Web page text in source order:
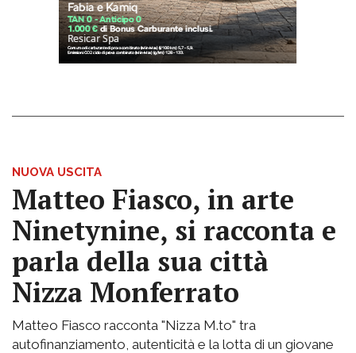
NUOVA USCITA
Matteo Fiasco, in arte
Ninetynine, si racconta e
parla della sua città
Nizza Monferrato
Matteo Fiasco racconta "Nizza M.to" tra
autofinanziamento, autenticità e la lotta di un giovane